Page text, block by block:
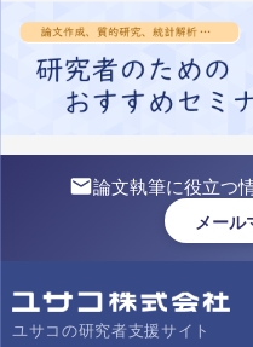
論文執筆に役立つ
メー
ユサコの研究者支援サイト